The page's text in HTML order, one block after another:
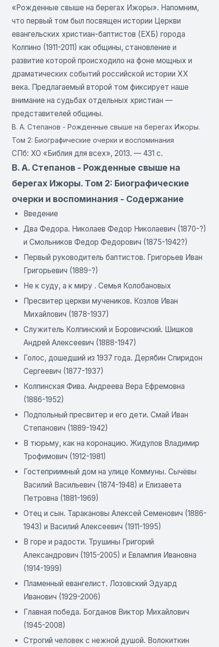
«Рожденные свыше на берегах Ижоры». Напомним,
что первый том был посвящен истории Церкви
евангельских христиан-баптистов (ЕХБ) города
Колпино (1911-2011) как общины, становление и
развитие которой происходило на фоне мощных и
драматических событий российской истории XX
века. Предлагаемый второй том фиксирует наше
внимание на судьбах отдельных христиан —
представителей общины.
В. А. Степанов - Рожденные свыше на берегах Ижоры.
Том 2: Биографические очерки и воспоминания
СПб: ХО «Библия для всех», 2013. — 431 с.
В. А. Степанов - Рожденные свыше на
берегах Ижоры. Том 2: Биографические
очерки и воспоминания - Содержание
Введение
Два Федора. Николаев Федор Николаевич (1870-?)
и Смольников Федор Федорович (1875-1942?)
Первый руководитель баптистов. Григорьев Иван
Григорьевич (1889-?)
Не к суду, а к миру . Семья Колобановых
Пресвитер церкви мучеников. Козлов Иван
Михайлович (1878-1937)
Служитель Колпинский и Боровичский. Шишков
Андрей Алексеевич (1888-1947)
Голос, дошедший из 1937 года. Дерябин Спиридон
Сергеевич (1877-1937)
Колпинская Фива. Андреева Вера Ефремовна
(1886-1952)
Подпольный пресвитер и его дети. Смай Иван
Степанович (1889-1942)
В тюрьму, как на коронацию. Жидулов Владимир
Трофимович (1912-1981)
Гостеприимный дом на улице Коммуны. Сычёвы
Василий Васильевич (1874-1948) и Елизавета
Петровна (1881-1969)
Отец и сын. Таракановы Алексей Семенович (1886-
1943) и Василий Алексеевич (1911-1995)
В горе и радости. Трушины Григорий
Александрович (1915-2005) и Евлампия Ивановна
(1914-1999)
Пламенный евангелист. Лозовский Эдуард
Иванович (1929-2006)
Главная победа. Богданов Виктор Михайлович
(1945-2008)
Строгий человек с нежной душой. Волокиткин